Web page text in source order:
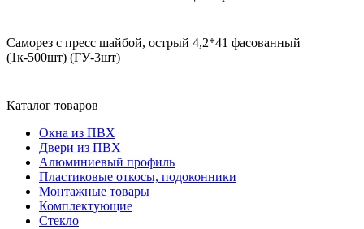
Саморез с пресс шайбой, острый 4,2*41 фасованный
(1к-500шт) (ГУ-3шт)
Каталог товаров
Окна из ПВХ
Двери из ПВХ
Алюминиевый профиль
Пластиковые откосы, подоконники
Монтажные товары
Комплектующие
Стекло